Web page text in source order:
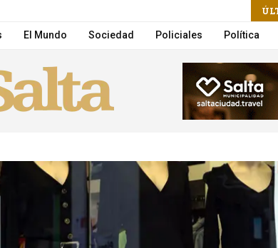
El Mundo Sociedad Policiales Política